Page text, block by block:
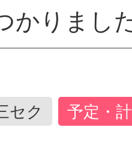
かりまし
セク 予定・